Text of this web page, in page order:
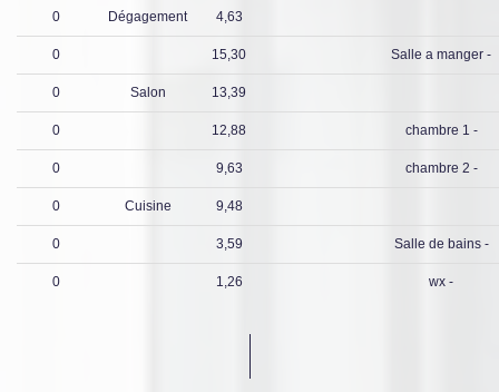
0 Dégagement 4,63
0 15,30 Salle a manger -
0 Salon 13,39
0 12,88 chambre 1 -
0 9,63 chambre 2 -
0 Cuisine 9,48
0 3,59 Salle de bains -
0 1,26 wx -